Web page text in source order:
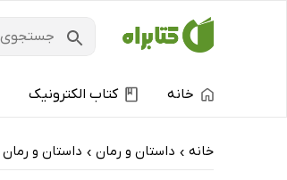
خانه کتاب الکترونیک
خانه › داستان و رمان › داستان و